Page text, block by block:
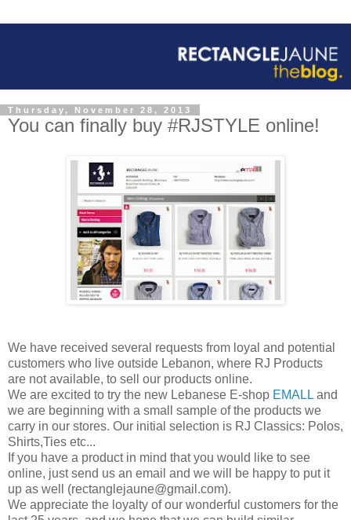
Thursday, November 28, 2013
You can finally buy #RJSTYLE online!
We have received several requests from loyal and potential
customers who live outside Lebanon, where RJ Products
are not available, to sell our products online.
We are excited to try the new Lebanese E-shop EMALL and
we are beginning with a small sample of the products we
carry in our stores. Our initial selection is RJ Classics: Polos,
Shirts,Ties etc...
If you have a product in mind that you would like to see
online, just send us an email and we will be happy to put it
up as well (rectanglejaune@gmail.com).
We appreciate the loyalty of our wonderful customers for the